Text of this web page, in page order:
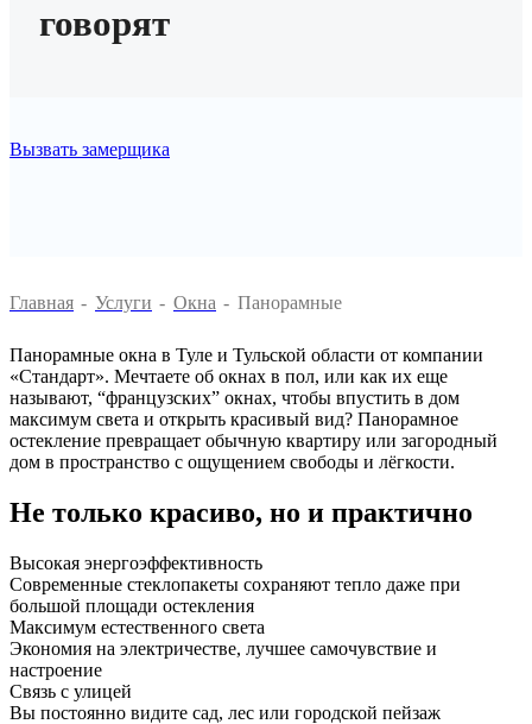
говорят
Вызвать замерщика
Главная - Услуги - Окна - Панорамные
Панорамные окна в Туле и Тульской области от компании
«Стандарт». Мечтаете об окнах в пол, или как их еще
называют, “французских” окнах, чтобы впустить в дом
максимум света и открыть красивый вид? Панорамное
остекление превращает обычную квартиру или загородный
дом в пространство с ощущением свободы и лёгкости.
Не только красиво, но и практично
Высокая энергоэффективность
Современные стеклопакеты сохраняют тепло даже при
большой площади остекления
Максимум естественного света
Экономия на электричестве, лучшее самочувствие и
настроение
Связь с улицей
Вы постоянно видите сад, лес или городской пейзаж